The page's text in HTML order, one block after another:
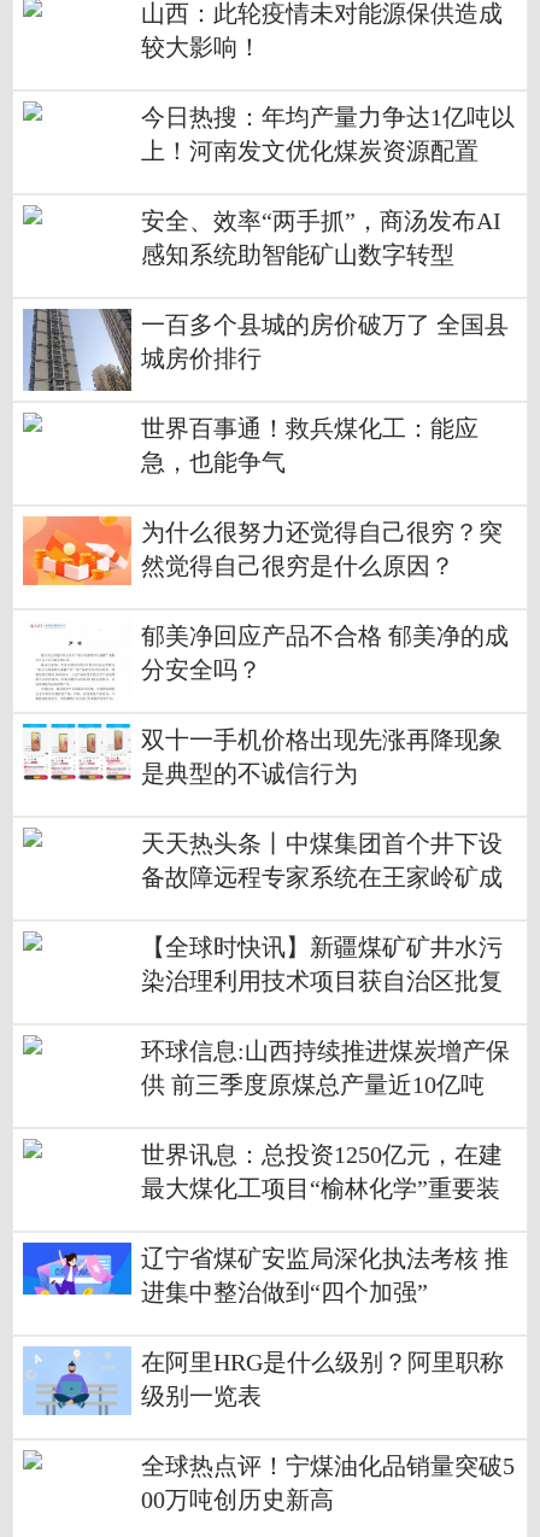
山西：此轮疫情未对能源保供造成
较大影响！​
今日热搜：年均产量力争达1亿吨以
上！河南发文优化煤炭资源配置
安全、效率“两手抓”，商汤发布AI
感知系统助智能矿山数字转型
一百多个县城的房价破万了 全国县
城房价排行
世界百事通！救兵煤化工：能应
急，也能争气
为什么很努力还觉得自己很穷？突
然觉得自己很穷是什么原因？
郁美净回应产品不合格 郁美净的成
分安全吗？
双十一手机价格出现先涨再降现象
是典型的不诚信行为
天天热头条丨中煤集团首个井下设
备故障远程专家系统在王家岭矿成
【全球时快讯】新疆煤矿矿井水污
染治理利用技术项目获自治区批复
环球信息:山西持续推进煤炭增产保
供 前三季度原煤总产量近10亿吨
世界讯息：总投资1250亿元，在建
最大煤化工项目“榆林化学”重要装
辽宁省煤矿安监局深化执法考核 推
进集中整治做到“四个加强”
在阿里HRG是什么级别？阿里职称
级别一览表
全球热点评！宁煤油化品销量突破5
00万吨创历史新高